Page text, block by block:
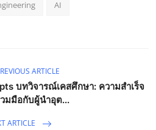
AI
ARTICLE
บทวิจารณ์เคสศึกษา: ความสำเร็จ
มมือกับผู้นำอุต...
ARTICLE